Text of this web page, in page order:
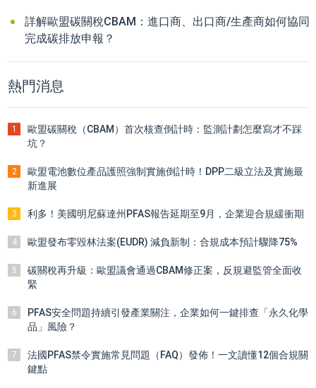
詳解歐盟碳關稅CBAM：進口商、出口商/生產商如何協同
完成碳排放申報？
熱門消息
1
歐盟碳關稅（CBAM）首次核查倒計時：監測計劃怎麼寫才不踩
坑？
2
歐盟電池數位產品護照強制實施倒計時！DPP二級立法及實施最
新進展
3 利多！美國明尼蘇達州PFAS報告延期至9月，企業迎合規緩衝期
4 歐盟發布零毀林法案(EUDR) 減負新制：合規成本預計驟降75%
5
碳關稅再升級：歐盟議會通過CBAM修正案，反規避監管全面收
緊
6
PFAS安全問題持續引發產業關注，企業如何一鍵排查「永久化學
品」風險？
7
法國PFAS禁令實施常見問題（FAQ）發佈！一文讀懂12個合規關
鍵點